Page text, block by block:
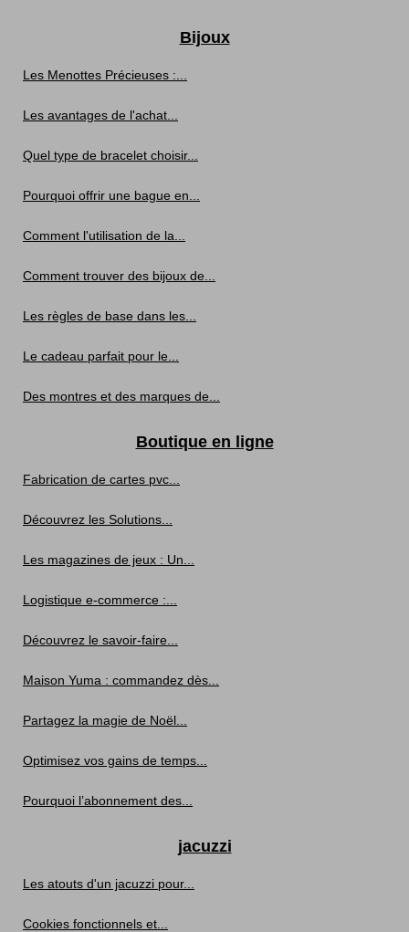
Bijoux
Les Menottes Précieuses :...
Les avantages de l'achat...
Quel type de bracelet choisir...
Pourquoi offrir une bague en...
Comment l'utilisation de la...
Comment trouver des bijoux de...
Les règles de base dans les...
Le cadeau parfait pour le...
Des montres et des marques de...
Boutique en ligne
Fabrication de cartes pvc...
Découvrez les Solutions...
Les magazines de jeux : Un...
Logistique e-commerce :...
Découvrez le savoir-faire...
Maison Yuma : commandez dès...
Partagez la magie de Noël...
Optimisez vos gains de temps...
Pourquoi l’abonnement des...
jacuzzi
Les atouts d'un jacuzzi pour...
Cookies fonctionnels et...